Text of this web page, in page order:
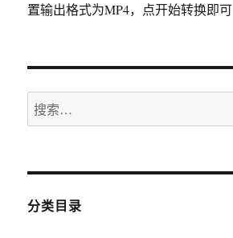
置输出格式为MP4，点开始转换即可
搜
索：
分类目录